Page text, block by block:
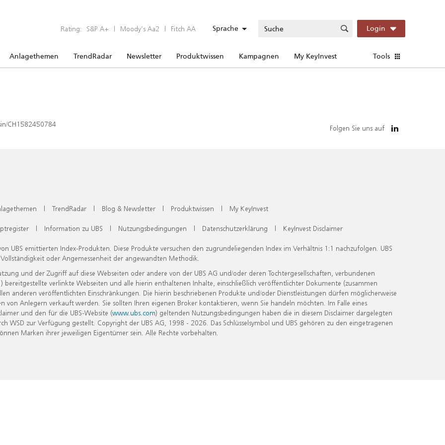
Rating: S&P A+ | Moody’s Aa2 | Fitch AA Sprache Login
Anlagethemen TrendRadar Newsletter Produktwissen Kampagnen My KeyInvest Tools
CH1582450784 Folgen Sie uns auf
| TrendRadar | Blog & Newsletter | Produktwissen | My KeyInvest
| Information zu UBS | Nutzungsbedingungen | Datenschutzerklärung | KeyInvest Disclaimer
UBS emittierten Index-Produkten. Diese Produkte versuchen den zugrundeliegenden Index im Verhältnis 1:1 nachzufolgen. UBS
oder Angemessenheit der angewandten Methodik.
und der Zugriff auf diese Webseiten oder andere von der UBS AG und/oder deren Tochtergesellschaften, verbundenen
verlinkte Webseiten und alle hierin enthaltenen Inhalte, einschließlich veröffentlichter Dokumente (zusammen
anderen veröffentlichten Einschränkungen. Die hierin beschriebenen Produkte und/oder Dienstleistungen dürfen möglicherweise
Anlegern verkauft werden. Sie sollten Ihren eigenen Broker kontaktieren, wenn Sie handeln möchten. Im Falle eines
und den für die UBS-Website (www.ubs.com) geltenden Nutzungsbedingungen haben die in diesem Disclaimer dargelegten
zur Verfügung gestellt. Copyright der UBS AG, 1998 - 2026. Das Schlüsselsymbol und UBS gehören zu den eingetragenen
Marken ihrer jeweiligen Eigentümer sein. Alle Rechte vorbehalten.